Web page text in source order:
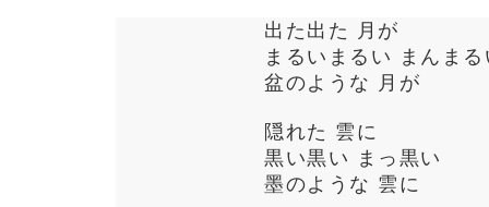
出た出た 月が
まるいまるい まんまる
盆のような 月が
隠れた 雲に
黒い黒い まっ黒い
墨のような 雲に